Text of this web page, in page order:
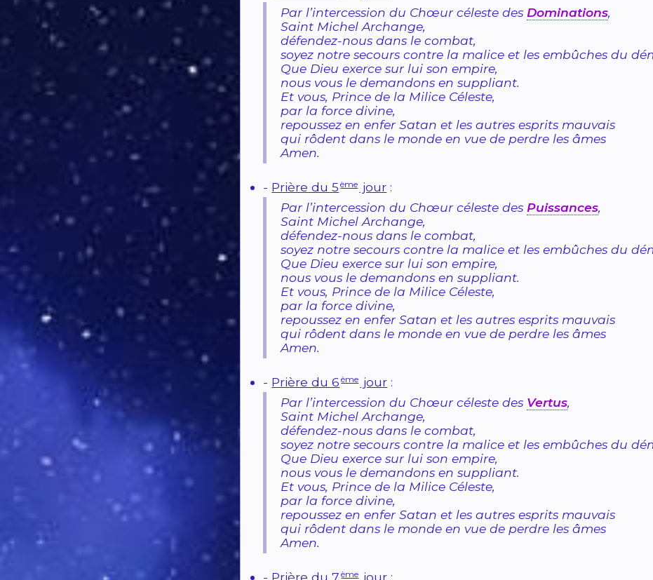
Par l’intercession du Chœur céleste des Dominations,
Saint Michel Archange,
défendez-nous dans le combat,
soyez notre secours contre la malice et les embûches du
Que Dieu exerce sur lui son empire,
nous vous le demandons en suppliant.
Et vous, Prince de la Milice Céleste,
par la force divine,
repoussez en enfer Satan et les autres esprits mauvais
qui rôdent dans le monde en vue de perdre les âmes
Amen.
- Prière du 5 ème jour :
Par l’intercession du Chœur céleste des Puissances,
Saint Michel Archange,
défendez-nous dans le combat,
soyez notre secours contre la malice et les embûches du
Que Dieu exerce sur lui son empire,
nous vous le demandons en suppliant.
Et vous, Prince de la Milice Céleste,
par la force divine,
repoussez en enfer Satan et les autres esprits mauvais
qui rôdent dans le monde en vue de perdre les âmes
Amen.
- Prière du 6 ème jour :
Par l’intercession du Chœur céleste des Vertus,
Saint Michel Archange,
défendez-nous dans le combat,
soyez notre secours contre la malice et les embûches du
Que Dieu exerce sur lui son empire,
nous vous le demandons en suppliant.
Et vous, Prince de la Milice Céleste,
par la force divine,
repoussez en enfer Satan et les autres esprits mauvais
qui rôdent dans le monde en vue de perdre les âmes
Amen.
- Prière du 7 ème jour :